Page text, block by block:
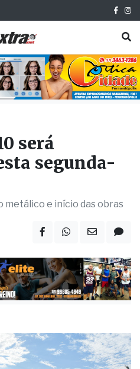
será
segunda-
metálico e início das obras